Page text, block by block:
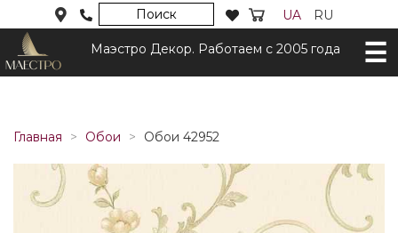
Поиск UA RU
Маэстро Декор. Работаем с 2005 года
Главная Обои Обои 42952